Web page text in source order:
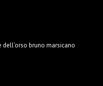
bruno marsicano